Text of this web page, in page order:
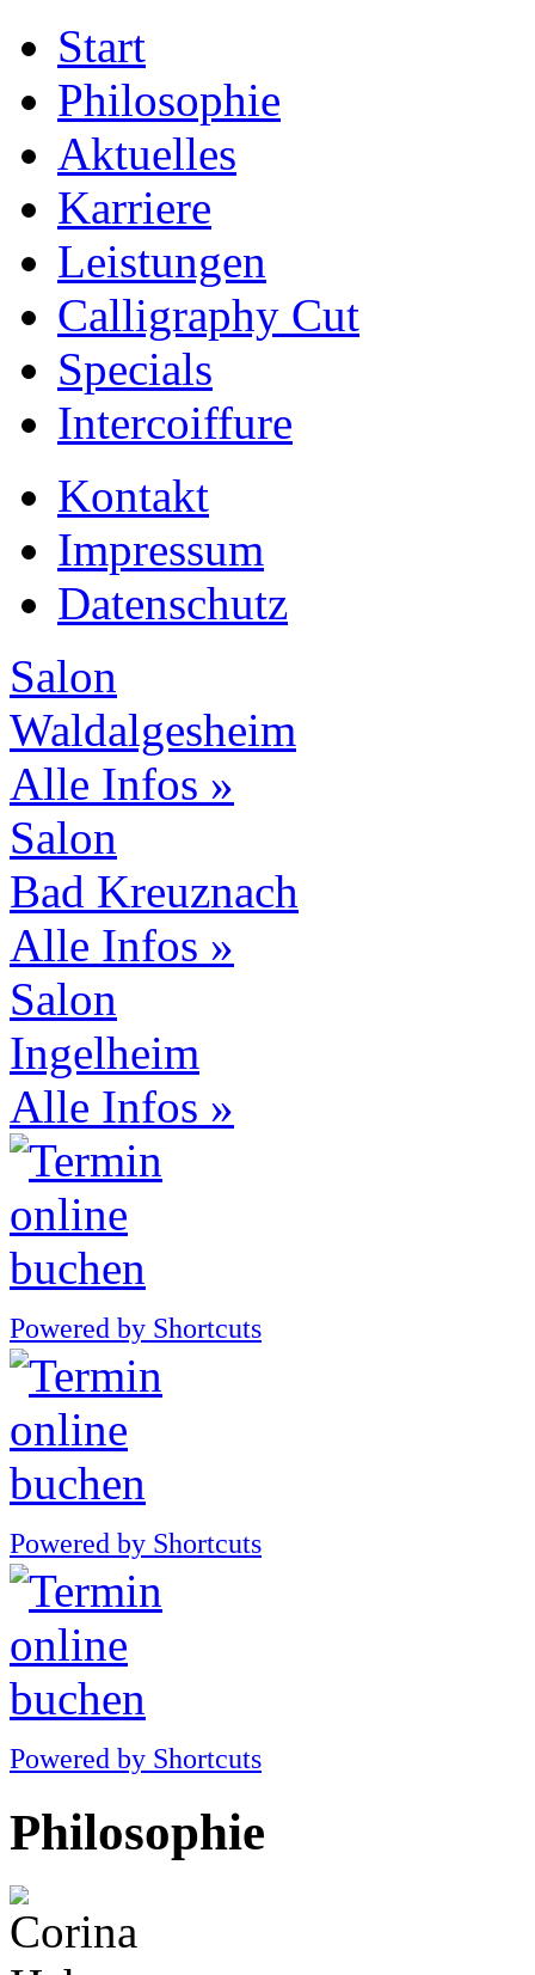
Start
Philosophie
Aktuelles
Karriere
Leistungen
Calligraphy Cut
Specials
Intercoiffure
Kontakt
Impressum
Datenschutz
Salon
Waldalgesheim
Alle Infos »
Salon
Bad Kreuznach
Alle Infos »
Salon
Ingelheim
Alle Infos »
Powered by Shortcuts
Powered by Shortcuts
Powered by Shortcuts
Philosophie